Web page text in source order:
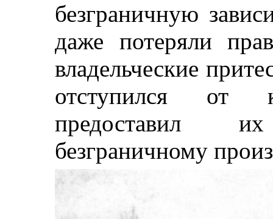
безграничную
даже потеряли
владельческие
отступился от
предоставил
безграничному